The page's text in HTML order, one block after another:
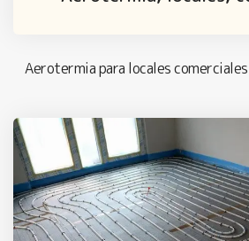
Aerotermia para locales comerciales